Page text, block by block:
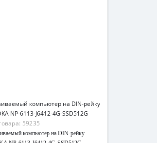
59235
компьютер на DIN-рейку